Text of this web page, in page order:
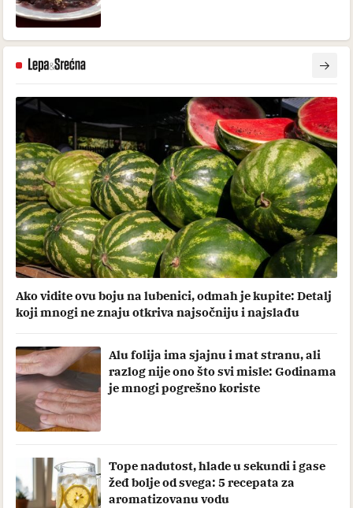
Ako vidite ovu boju na lubenici, odmah je kupite: Detalj
koji mnogi ne znaju otkriva najsočniju i najslađu
Alu folija ima sjajnu i mat stranu, ali
razlog nije ono što svi misle: Godinama
je mnogi pogrešno koriste
Tope nadutost, hlade u sekundi i gase
žeđ bolje od svega: 5 recepata za
aromatizovanu vodu